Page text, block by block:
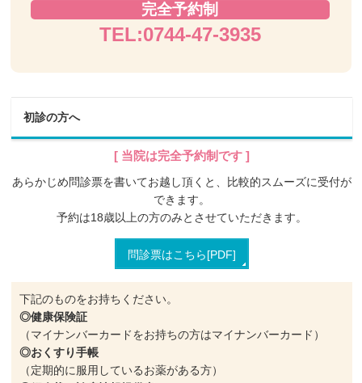
完全予約制
TEL:0744-47-3935
初診の方へ
[ 当院は完全予約制です ]
あらかじめ問診票を書いてお越し頂くと、比較的スムーズに受付が
できます。
予約は18歳以上の方のみとさせていただきます。
問診票はこちら[PDF]
下記のものをお持ちください。
◎健康保険証
（マイナンバーカードをお持ちの方はマイナンバーカード）
◎おくすり手帳
（定期的に服用しているお薬がある方）